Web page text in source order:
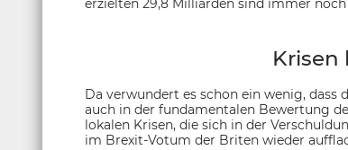
erzielten 29,8 Milliarden sind immer
Krisen
Da verwundert es schon ein wenig, dass
auch in der fundamentalen Bewertung
lokalen Krisen, die sich in der
im Brexit-Votum der Briten wieder